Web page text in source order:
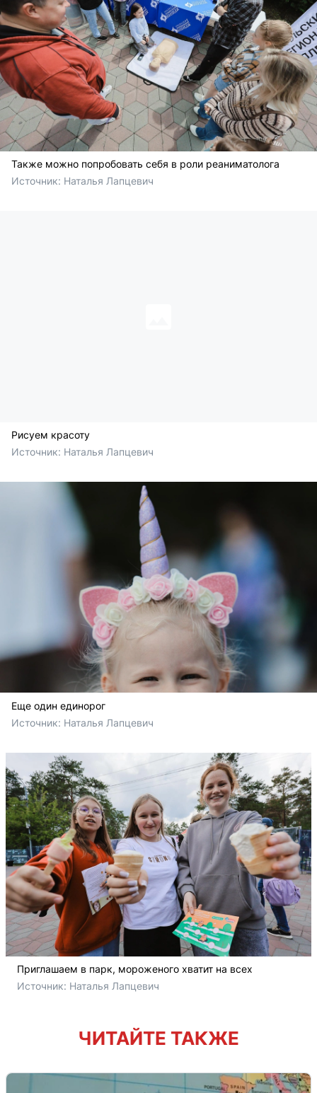
Также можно попробовать себя в роли реаниматолога
Источник: Наталья Лапцевич
Рисуем красоту
Источник: Наталья Лапцевич
Еще один единорог
Источник: Наталья Лапцевич
Приглашаем в парк, мороженого хватит на всех
Источник: Наталья Лапцевич
ЧИТАЙТЕ ТАКЖЕ